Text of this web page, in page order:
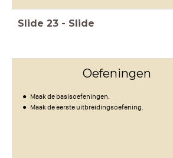
Slide 23 - Slide
Oefeningen
Maak de basisoefeningen.
Maak de eerste uitbreidingsoefening.